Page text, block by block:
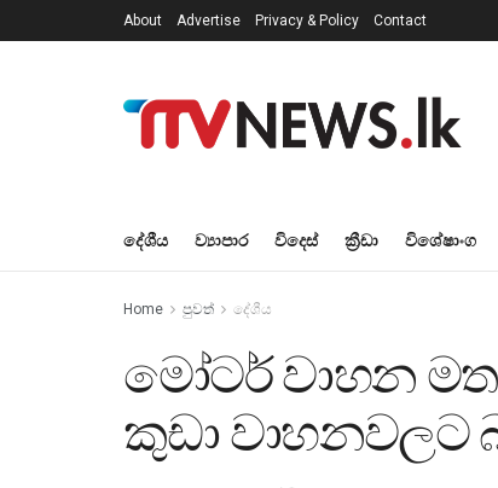
About Advertise Privacy & Policy Contact
දේශීය ව්‍යාපාර විදෙස් ක්‍රීඩා විශේෂාංග
Home පුවත් දේශීය
මෝටර් වාහන
කුඩා වාහනවලට